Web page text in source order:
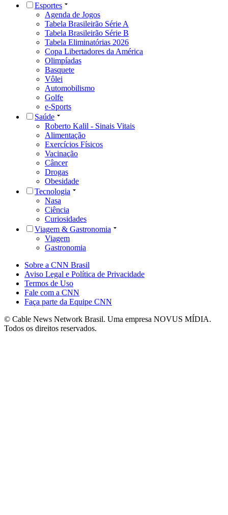
Esportes
Agenda de Jogos
Tabela Brasileirão Série A
Tabela Brasileirão Série B
Tabela Eliminatórias 2026
Copa Libertadores da América
Olimpíadas
Basquete
Vôlei
Automobilismo
Golfe
e-Sports
Saúde
Roberto Kalil - Sinais Vitais
Alimentação
Exercícios Físicos
Vacinação
Câncer
Drogas
Obesidade
Tecnologia
Nasa
Ciência
Curiosidades
Viagem & Gastronomia
Viagem
Gastronomia
Sobre a CNN Brasil
Aviso Legal e Política de Privacidade
Termos de Uso
Fale com a CNN
Faça parte da Equipe CNN
© Cable News Network Brasil. Uma empresa NOVUS MÍDIA.
Todos os direitos reservados.